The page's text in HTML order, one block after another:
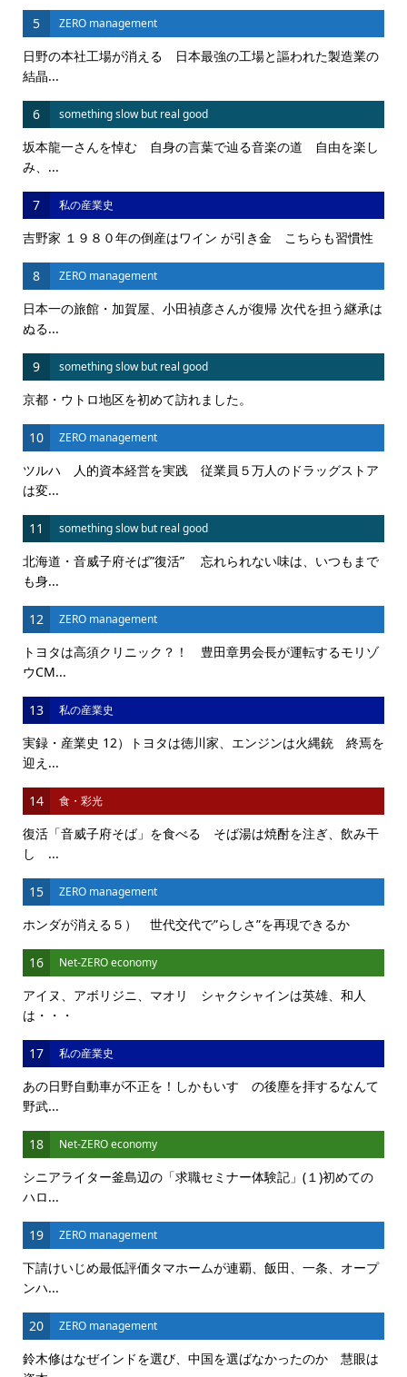
5 ZERO management
日野の本社工場が消える 日本最強の工場と謳われた製造業の
結晶...
6 something slow but real good
坂本龍一さんを悼む 自身の言葉で辿る音楽の道 自由を楽し
み、...
7 私の産業史
吉野家 １９８０年の倒産はワイン が引き金 こちらも習慣性
8 ZERO management
日本一の旅館・加賀屋、小田禎彦さんが復帰 次代を担う継承は
ぬる...
9 something slow but real good
京都・ウトロ地区を初めて訪れました。
10 ZERO management
ツルハ 人的資本経営を実践 従業員５万人のドラッグストア
は変...
11 something slow but real good
北海道・音威子府そば”復活” 忘れられない味は、いつもまで
も身...
12 ZERO management
トヨタは高須クリニック？！ 豊田章男会長が運転するモリゾ
ウCM...
13 私の産業史
実録・産業史 12）トヨタは徳川家、エンジンは火縄銃 終焉を
迎え...
14 食・彩光
復活「音威子府そば」を食べる そば湯は焼酎を注ぎ、飲み干
し ...
15 ZERO management
ホンダが消える５） 世代交代で”らしさ”を再現できるか
16 Net-ZERO economy
アイヌ、アボリジニ、マオリ シャクシャインは英雄、和人
は・・・
17 私の産業史
あの日野自動車が不正を！しかもいすゞの後塵を拝するなんて
野武...
18 Net-ZERO economy
シニアライター釜島辺の「求職セミナー体験記」(１)初めての
ハロ...
19 ZERO management
下請けいじめ最低評価タマホームが連覇、飯田、一条、オープ
ンハ...
20 ZERO management
鈴木修はなぜインドを選び、中国を選ばなかったのか 慧眼は